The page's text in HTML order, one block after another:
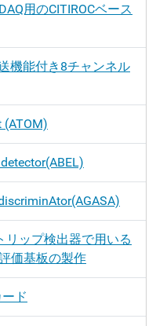
用のCITIROCベース
機能付き8チャンネル
リップ検出器で用いる
価基板の製作
ド